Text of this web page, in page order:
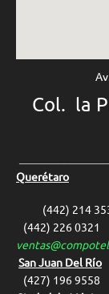
Col. la
Querétaro
(442) 214
(442) 226 0321
San Juan Del Río
(427) 196 9558